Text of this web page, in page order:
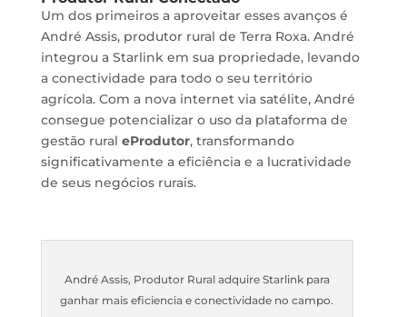
Um dos primeiros a aproveitar esses avanços é
André Assis, produtor rural de Terra Roxa. André
integrou a Starlink em sua propriedade, levando
a conectividade para todo o seu território
agrícola. Com a nova internet via satélite, André
consegue potencializar o uso da plataforma de
gestão rural eProdutor, transformando
significativamente a eficiência e a lucratividade
de seus negócios rurais.
André Assis, Produtor Rural adquire Starlink para
ganhar mais eficiencia e conectividade no campo.